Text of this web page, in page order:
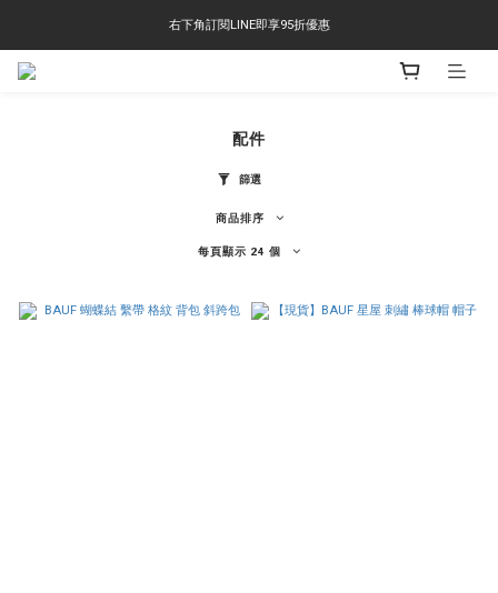
右下角訂閱LINE即享95折優惠
右下角訂閱LINE即享95折優惠
TS-2618 涼感短T 多版型選擇,涼感優惠 單件390 兩件750 三件1000 十件3000
配件
篩選
商品排序
每頁顯示 24 個